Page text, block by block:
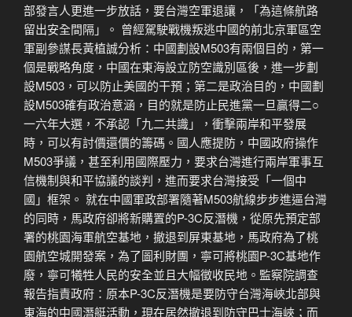
部發言人更進一步放話，要台灣空軍退讓，「為這條航路
留出安全間隔」。 曾經駕駛戰機叛逃中國的前北京軍區空
軍副參謀長黃植誠分析：中國劃設M503有兩個目的，第一
個是戰略角度，中國在東海設立防空識別區後，進一步劃
設M503，可以防止美國的干預；第二是政治目的，中國劃
設M503確有政治意涵，目的就是防止民進黨一旦贏得二○
一六年大選，不承認「九二共識」，衝擊兩岸和平發展
時，可以有討價還價的籌碼。國人應提防，中國政府操作
M503爭議，甚至利用國際壓力，要求台灣進行兩岸軍事互
信機制與和平協議的談判，進而要求台灣接受「一個中
國」框架。 就在中國軍政部署隨著M503航線步步進逼台灣
的同時，馬政府卻將新購置的P-3C反潛機，從原先預定部
署的桃園海軍航空基地，撤退到屏東基地，馬政府為了桃
園航空城開發案，為了圖利財團，寧可將桃園P-3C基地作
廢，寧可犧牲人民的安全並且大幅徵收民地。監察院調查
報告指責政府：原本P-3C反潛機是要防守台灣海峽北部與
東海的中國潛艇活動，現在居然撤退到防守巴士海峽；而